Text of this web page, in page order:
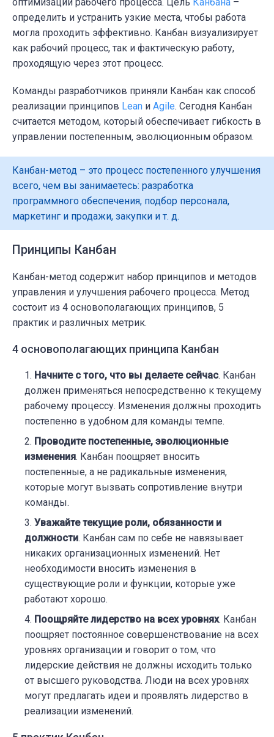
определить и устранить узкие места, чтобы работа
могла проходить эффективно. Канбан визуализирует
как рабочий процесс, так и фактическую работу,
проходящую через этот процесс.
Команды разработчиков приняли Канбан как способ
реализации принципов Lean и Agile. Сегодня Канбан
считается методом, который обеспечивает гибкость в
управлении постепенным, эволюционным образом.
Канбан-метод – это процесс постепенного улучшения
всего, чем вы занимаетесь: разработка
программного обеспечения, подбор персонала,
маркетинг и продажи, закупки и т. д.
Принципы Канбан
Канбан-метод содержит набор принципов и методов
управления и улучшения рабочего процесса. Метод
состоит из 4 основополагающих принципов, 5
практик и различных метрик.
4 основополагающих принципа Канбан
Начните с того, что вы делаете сейчас. Канбан
должен применяться непосредственно к текущему
рабочему процессу. Изменения должны проходить
постепенно в удобном для команды темпе.
Проводите постепенные, эволюционные
изменения. Канбан поощряет вносить
постепенные, а не радикальные изменения,
которые могут вызвать сопротивление внутри
команды.
Уважайте текущие роли, обязанности и
должности. Канбан сам по себе не навязывает
никаких организационных изменений. Нет
необходимости вносить изменения в
существующие роли и функции, которые уже
работают хорошо.
Поощряйте лидерство на всех уровнях. Канбан
поощряет постоянное совершенствование на всех
уровнях организации и говорит о том, что
лидерские действия не должны исходить только
от высшего руководства. Люди на всех уровнях
могут предлагать идеи и проявлять лидерство в
реализации изменений.